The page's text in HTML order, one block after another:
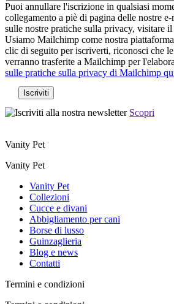
Puoi annullare l'iscrizione in qualsiasi
collegamento a piè di pagina delle nostre
sulle nostre pratiche sulla privacy, visitare
Usiamo Mailchimp come nostra
clic di seguito per iscriverti, riconosci che
verranno trasferite a Mailchimp per
sulle pratiche sulla privacy di Mailchimp
Scopri
Vanity Pet
Vanity Pet
Vanity Pet
Collezioni
Cucce e divani
Abbigliamento per cani
Borse di lusso
Guinzaglieria
Blog e news
Contatti
Termini e condizioni